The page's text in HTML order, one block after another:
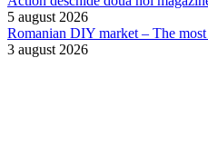
5 august 2026
Romanian DIY market – The
3 august 2026